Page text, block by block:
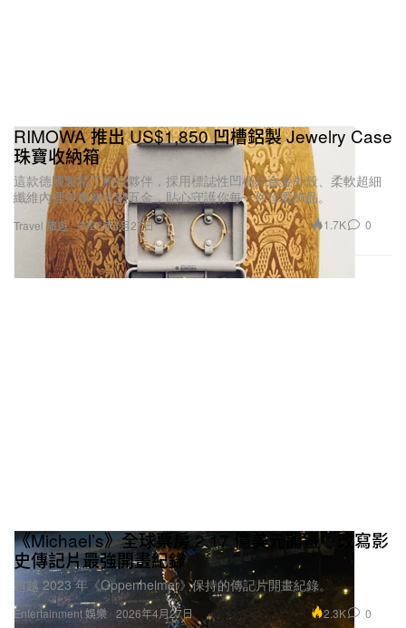
Travel 旅遊
RIMOWA 推出 US$1,850 凹槽鋁製 Jewelry Case
珠寶收納箱
這款德國製精工旅行夥伴，採用標誌性凹槽鋁合金外殼、柔軟超細
纖維內裡與專屬收納五金，貼心守護你每一件珍愛飾品。
2026年4月27日 1.7K 0
Entertainment 娛樂
《Michael’s》全球票房 2.17 億美元開畫 改寫影
史傳記片最強開畫紀錄
超越 2023 年《Oppenheimer》保持的傳記片開畫紀錄。
2026年4月27日 2.3K 0